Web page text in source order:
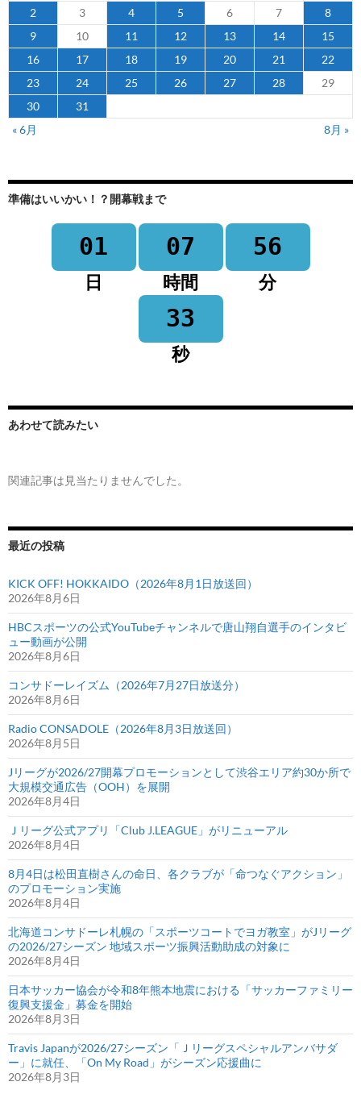
2 3 4 5 6 7
8
9
10 11 12 13 14
15
16
17 18 19 20 21
22
23
24 25 26 27 28
29
30
31
« 6月
8月 »
準備はいいかい！？開幕戦まで
01
日
07
時間
56
分
33
秒
あわせて読みたい
関連記事は見当たりませんでした。
最近の投稿
KICK OFF! HOKKAIDO（2026年8月1日放送回）
2026年8月6日
HBCスポーツの公式YouTubeチャンネルで唐山翔自選手のインタビ
ュー動画が公開
2026年8月6日
コンサドーレイズム（2026年7月27日放送分）
2026年8月6日
Radio CONSADOLE（2026年8月3日放送回）
2026年8月5日
Jリーグが2026/27開幕プロモーションとして渋谷エリア約30か所で
大規模交通広告（OOH）を展開
2026年8月4日
Ｊリーグ公式アプリ「Club J.LEAGUE」がリニューアル
2026年8月4日
8月4日は松田直樹さんの命日、各クラブが「命つなぐアクション」
のプロモーション実施
2026年8月4日
北海道コンサドーレ札幌の「スポーツコートでヨガ教室」がJリーグ
の2026/27シーズン 地域スポーツ振興活動助成の対象に
2026年8月4日
日本サッカー協会が令和8年熊本地震における「サッカーファミリー
復興支援金」募金を開始
2026年8月3日
Travis Japanが2026/27シーズン「Ｊリーグスペシャルアンバサダ
ー」に就任、「On My Road」がシーズン応援曲に
2026年8月3日